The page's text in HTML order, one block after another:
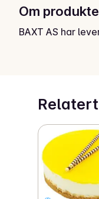
Om
BAXT AS har
Relatert